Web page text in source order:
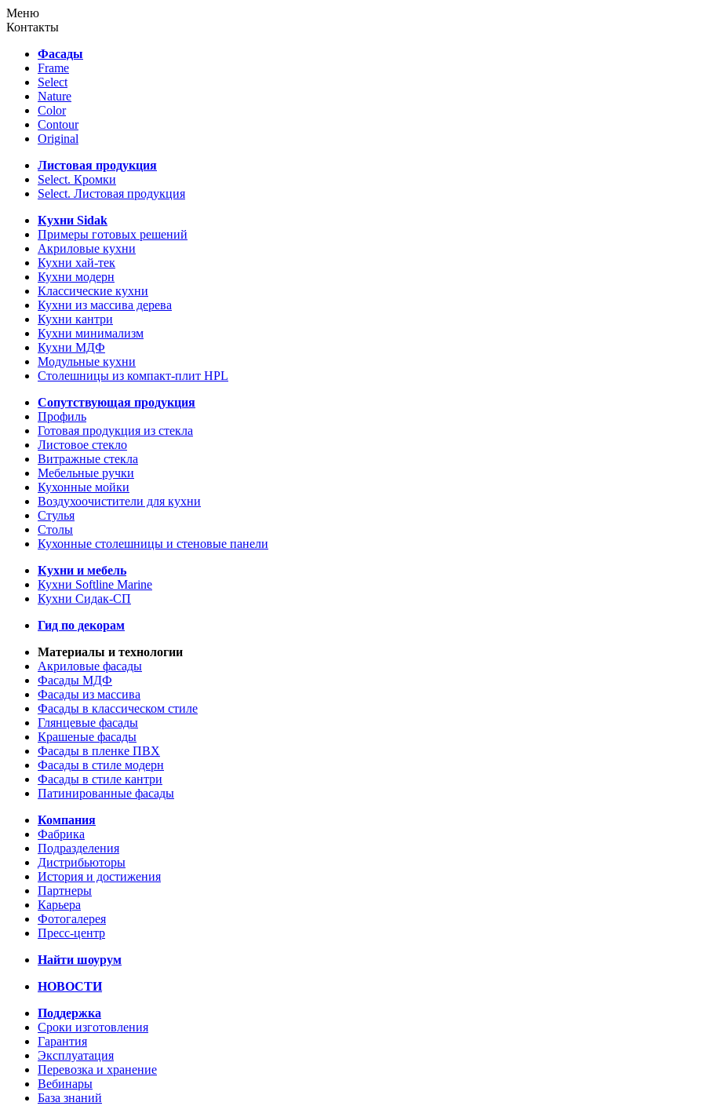
Меню
Контакты
Фасады
Frame
Select
Nature
Color
Contour
Original
Листовая продукция
Select. Кромки
Select. Листовая продукция
Кухни Sidak
Примеры готовых решений
Акриловые кухни
Кухни хай-тек
Кухни модерн
Классические кухни
Кухни из массива дерева
Кухни кантри
Кухни минимализм
Кухни МДФ
Модульные кухни
Столешницы из компакт-плит HPL
Сопутствующая продукция
Профиль
Готовая продукция из стекла
Листовое стекло
Витражные стекла
Мебельные ручки
Кухонные мойки
Воздухоочистители для кухни
Стулья
Столы
Кухонные столешницы и стеновые панели
Кухни и мебель
Кухни Softline Marine
Кухни Сидак-СП
Гид по декорам
Материалы и технологии
Акриловые фасады
Фасады МДФ
Фасады из массива
Фасады в классическом стиле
Глянцевые фасады
Крашеные фасады
Фасады в пленке ПВХ
Фасады в стиле модерн
Фасады в стиле кантри
Патинированные фасады
Компания
Фабрика
Подразделения
Дистрибьюторы
История и достижения
Партнеры
Карьера
Фотогалерея
Пресс-центр
Найти шоурум
НОВОСТИ
Поддержка
Сроки изготовления
Гарантия
Эксплуатация
Перевозка и хранение
Вебинары
База знаний